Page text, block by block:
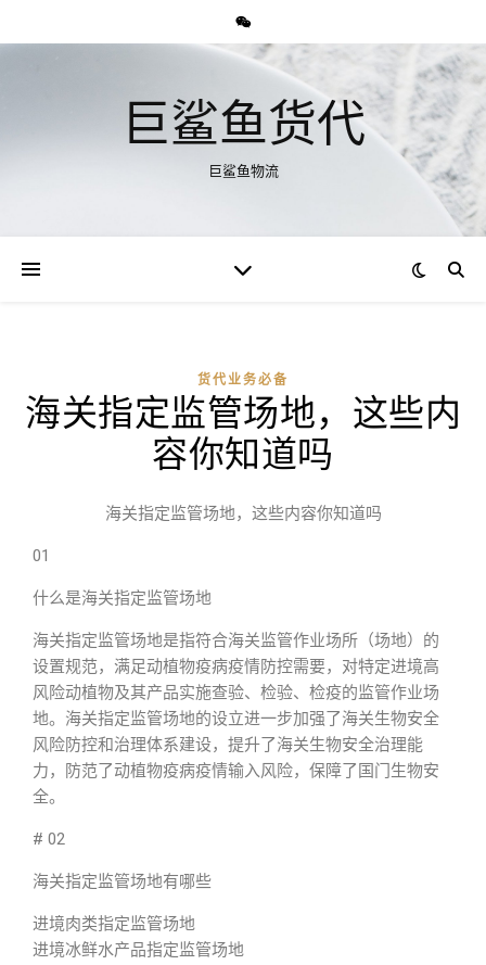
巨鲨鱼货代
巨鲨鱼物流
货代业务必备
海关指定监管场地，这些内
容你知道吗
海关指定监管场地，这些内容你知道吗
01
什么是海关指定监管场地
海关指定监管场地是指符合海关监管作业场所（场地）的
设置规范，满足动植物疫病疫情防控需要，对特定进境高
风险动植物及其产品实施查验、检验、检疫的监管作业场
地。海关指定监管场地的设立进一步加强了海关生物安全
风险防控和治理体系建设，提升了海关生物安全治理能
力，防范了动植物疫病疫情输入风险，保障了国门生物安
全。
# 02
海关指定监管场地有哪些
进境肉类指定监管场地
进境冰鲜水产品指定监管场地